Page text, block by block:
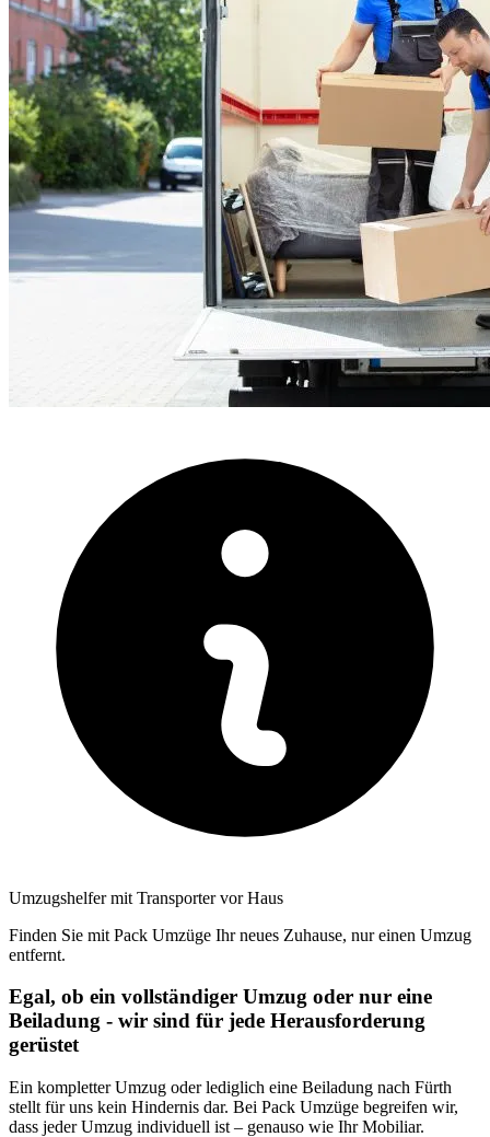
Umzugshelfer mit Transporter vor Haus
Finden Sie mit Pack Umzüge Ihr neues Zuhause, nur einen Umzug
entfernt.
Egal, ob ein vollständiger Umzug oder nur eine
Beiladung - wir sind für jede Herausforderung
gerüstet
Ein kompletter Umzug oder lediglich eine Beiladung nach Fürth
stellt für uns kein Hindernis dar. Bei Pack Umzüge begreifen wir,
dass jeder Umzug individuell ist – genauso wie Ihr Mobiliar.